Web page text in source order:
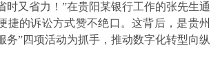
又省力！”在贵阳某银行工作的张先生通
的诉讼方式赞不绝口。这背后，是贵州
”四项活动为抓手，推动数字化转型向纵